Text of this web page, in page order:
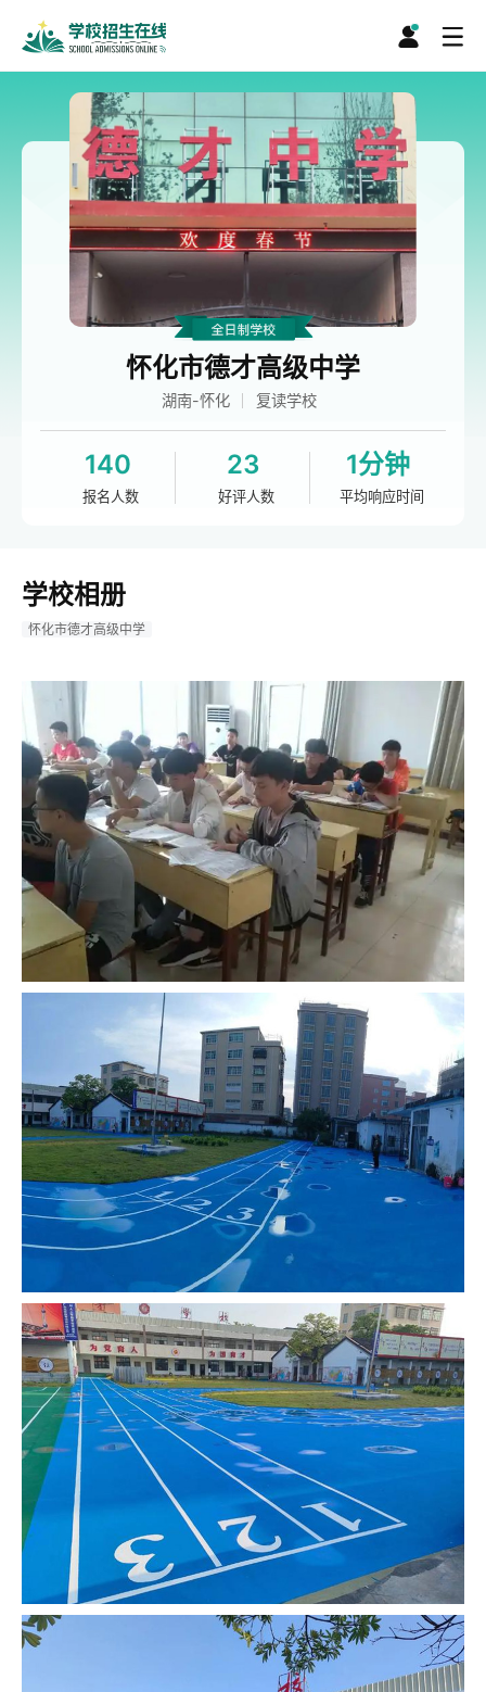
怀化市德才高级中学
湖南-怀化 复读学校
140
报名人数
23
好评人数
1分钟
平均响应时间
学校相册
怀化市德才高级中学